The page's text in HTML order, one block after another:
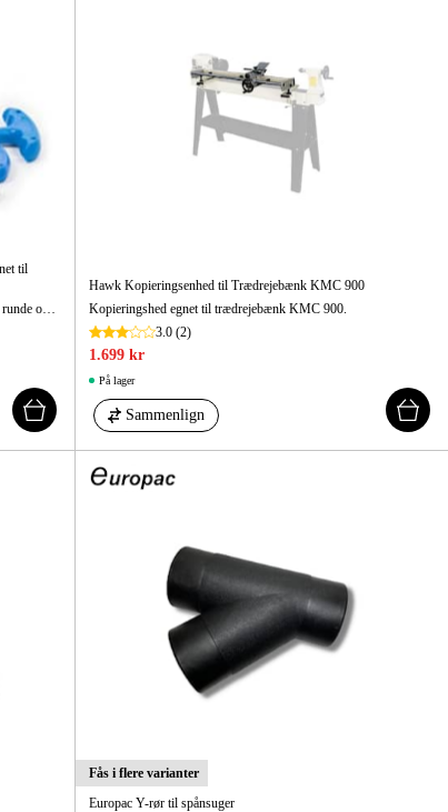
til
Selvcentrerende drejepatron til trædrejning beregnet til runde og kantede materialer. Passer til SCK-5ZZ 5".
Hawk Kopieringsenhed til Trædrejebænk KMC 900
Kopieringshed egnet til trædrejebænk KMC 900.
3.0(2)
1.699 kr
På lager
Sammenlign
Fås i flere varianter
Europac Y-rør til spånsuger